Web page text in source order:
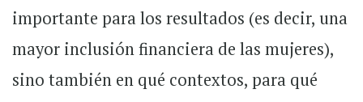
importante para los resultados (es decir, una
mayor inclusión financiera de las mujeres),
sino también en qué contextos, para qué